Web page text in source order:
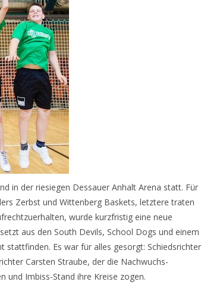
in der riesiegen Dessauer Anhalt Arena statt. Für
Zerbst und Wittenberg Baskets, letztere traten
wurde kurzfristig eine neue
aus den South Devils, School Dogs und einem
stattfinden. Es war für alles gesorgt: Schiedsrichter
Carsten Straube, der die Nachwuchs-
und Imbiss-Stand ihre Kreise zogen.